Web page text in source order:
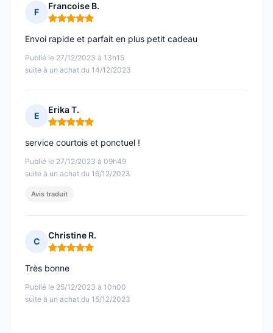
F
Francoise B.
Note : 5 sur 5
Publié le 27/12/2023 à 13h15
suite à un achat du 14/12/2023
Envoi rapide et parfait en plus petit cadeau
E
Erika T.
Note : 5 sur 5
Publié le 27/12/2023 à 09h49
suite à un achat du 16/12/2023
service courtois et ponctuel !
Avis traduit
C
Christine R.
Note : 5 sur 5
Publié le 25/12/2023 à 10h00
suite à un achat du 15/12/2023
Très bonne